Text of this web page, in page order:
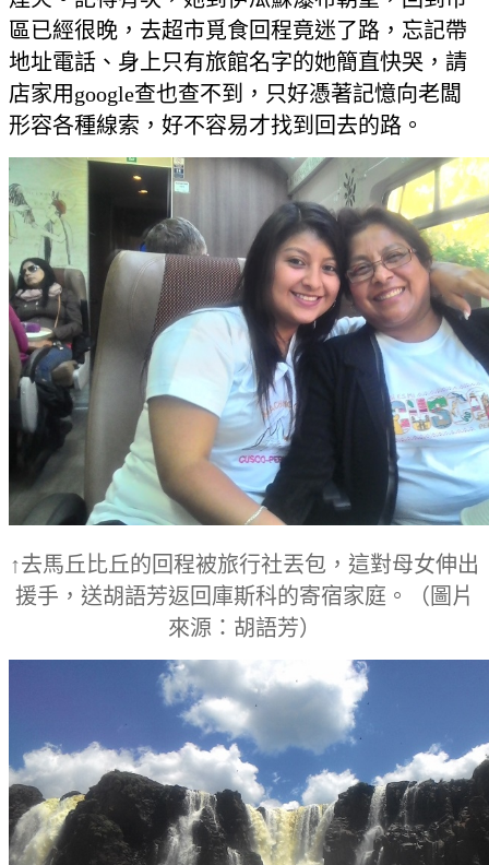
區已經很晚，去超市覓食回程竟迷了路，忘記帶
地址電話、身上只有旅館名字的她簡直快哭，請
店家用google查也查不到，只好憑著記憶向老闆
形容各種線索，好不容易才找到回去的路。
↑去馬丘比丘的回程被旅行社丟包，這對母女伸出
援手，送胡語芳返回庫斯科的寄宿家庭。
（圖片
來源：胡語芳）